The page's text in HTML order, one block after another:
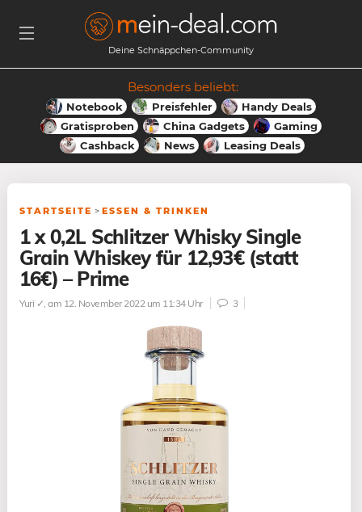
Deine Schnäppchen-Community
Besonders beliebt:
Notebook Preisfehler
Handy Deals
Gratisproben
China Gadgets
Gaming
Cashback
News Leasing Deals
STARTSEITE > ESSEN & TRINKEN
1 x 0,2L Schlitzer Whisky Single
Grain Whiskey für 12,93€ (statt
16€) – Prime
Yuri ✓, am 12. November 2022 um 11:34 Uhr 3